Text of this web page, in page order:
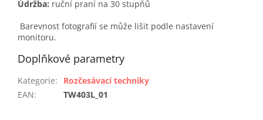
Údržba: ruční praní na 30 stupňů
Barevnost fotografií se může lišit podle nastavení
monitoru.
Doplňkové parametry
Kategorie:
Rozčesávací techniky
EAN: TW403L_01